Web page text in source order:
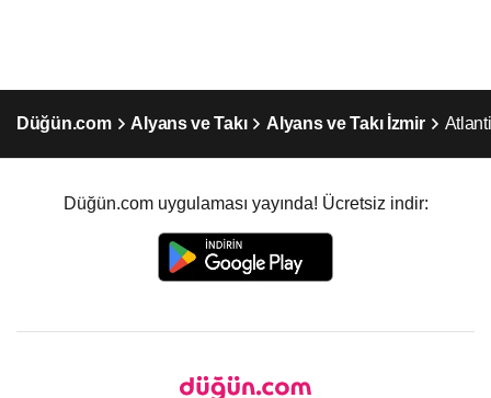
Düğün.com Alyans ve Takı Alyans ve Takı İzmir
Düğün.com uygulaması yayında! Ücretsiz indir: